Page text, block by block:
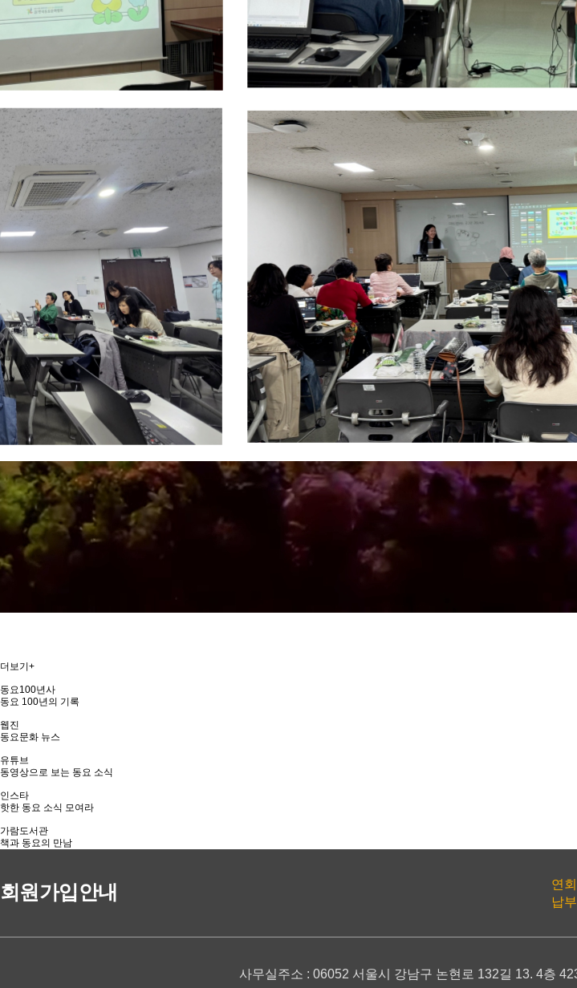
더보기+
동요100년사
동요 100년의 기록
웹진
동요문화 뉴스
유튜브
동영상으로 보는 동요 소식
인스타
핫한 동요 소식 모여라
가람도서관
책과 동요의 만남
회원가입안내
연회
납
사무실주소 : 06052 서울시 강남구 논현로 132길 13. 4층